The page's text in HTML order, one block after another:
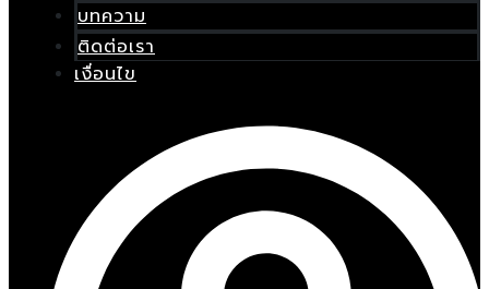
บทความ
ติดต่อเรา
เงื่อนไข